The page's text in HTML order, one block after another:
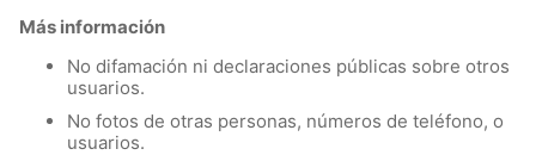
Más información
No difamación ni declaraciones públicas sobre otros
usuarios.
No fotos de otras personas, números de teléfono, o
usuarios.